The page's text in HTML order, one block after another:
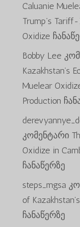
Caluanie
Trump’s
Oxidize
Bobby Lee
Kazakhstan’s
Muelear
Production
კომენტარი
Oxidize in
ჩანაწერზე
steps_mgsa
of
ჩანაწერზე